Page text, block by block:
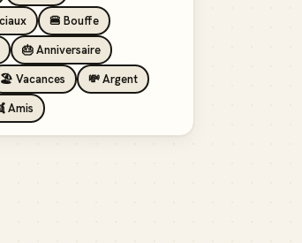
🍔 Bouffe
🎂 Anniversaire
🏖️ Vacances
💸 Argent
Amis